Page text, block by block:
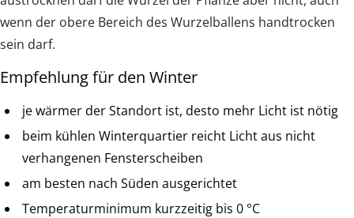
wenn der obere Bereich des Wurzelballens handtrocken
sein darf.
Empfehlung für den Winter
je wärmer der Standort ist, desto mehr Licht ist nötig
beim kühlen Winterquartier reicht Licht aus nicht
verhangenen Fensterscheiben
am besten nach Süden ausgerichtet
Temperaturminimum kurzzeitig bis 0 °C